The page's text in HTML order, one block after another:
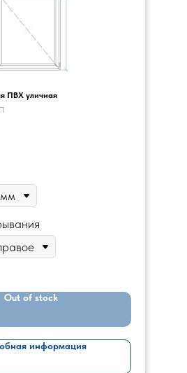
ПВХ уличная
900 мм
Out of stock
информация